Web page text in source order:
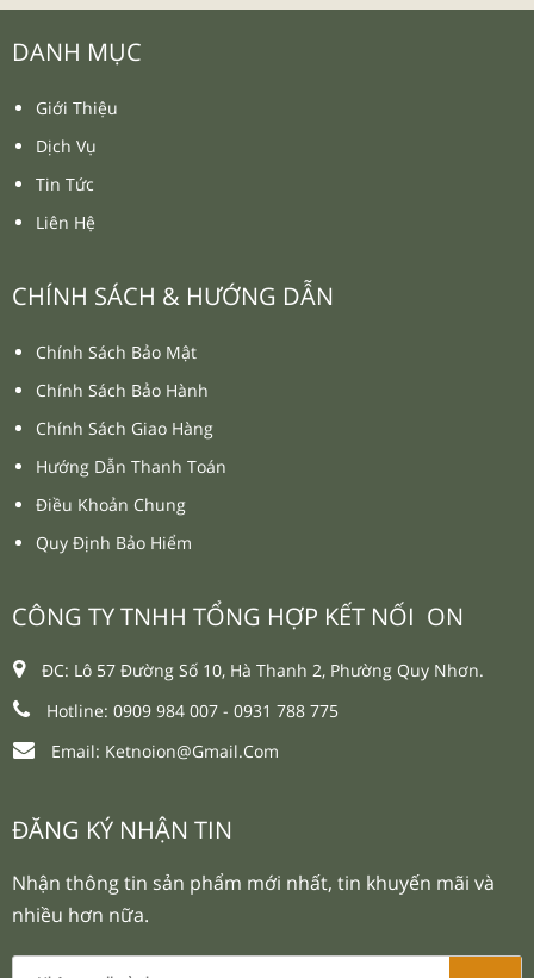
CÔNG TY TNHH TỔNG HỢP KẾT NỐI ON
ĐC: Lô 57 Đường Số 10, Hà Thanh 2, Phường Quy Nhơn.
Hotline: 0909 984 007 - 0931 788 775
Email: Ketnoion@gmail.com
DANH MỤC
Giới Thiệu
Dịch Vụ
Tin Tức
Liên Hệ
CHÍNH SÁCH & HƯỚNG DẪN
Chính Sách Bảo Mật
Chính Sách Bảo Hành
Chính Sách Giao Hàng
Hướng Dẫn Thanh Toán
Điều Khoản Chung
Quy Định Bảo Hiểm
ĐĂNG KÝ NHẬN TIN
Nhận thông tin sản phẩm mới nhất, tin khuyến mãi và
nhiều hơn nữa.